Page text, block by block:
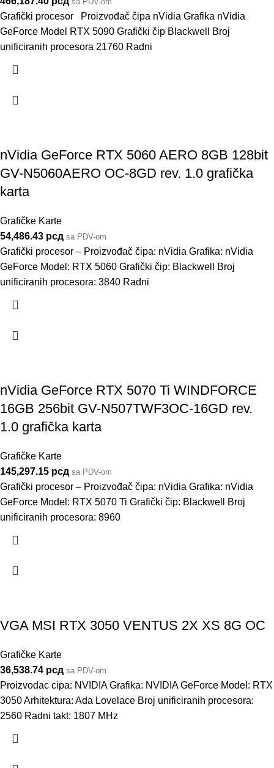
Grafički procesor Proizvođač čipa nVidia Grafika nVidia
GeForce Model RTX 5090 Grafički čip Blackwell Broj
unificiranih procesora 21760 Radni
nVidia GeForce RTX 5060 AERO 8GB 128bit
GV-N5060AERO OC-8GD rev. 1.0 grafička
karta
Grafičke Karte
54,486.43 рсд sa PDV-om
Grafički procesor – Proizvođač čipa: nVidia Grafika: nVidia
GeForce Model: RTX 5060 Grafički čip: Blackwell Broj
unificiranih procesora: 3840 Radni
nVidia GeForce RTX 5070 Ti WINDFORCE
16GB 256bit GV-N507TWF3OC-16GD rev.
1.0 grafička karta
Grafičke Karte
145,297.15 рсд sa PDV-om
Grafički procesor – Proizvođač čipa: nVidia Grafika: nVidia
GeForce Model: RTX 5070 Ti Grafički čip: Blackwell Broj
unificiranih procesora: 8960
VGA MSI RTX 3050 VENTUS 2X XS 8G OC
Grafičke Karte
36,538.74 рсд sa PDV-om
Proizvodac cipa: NVIDIA Grafika: NVIDIA GeForce Model: RTX
3050 Arhitektura: Ada Lovelace Broj unificiranih procesora:
2560 Radni takt: 1807 MHz